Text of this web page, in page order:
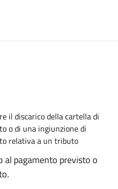
pagamento previsto o